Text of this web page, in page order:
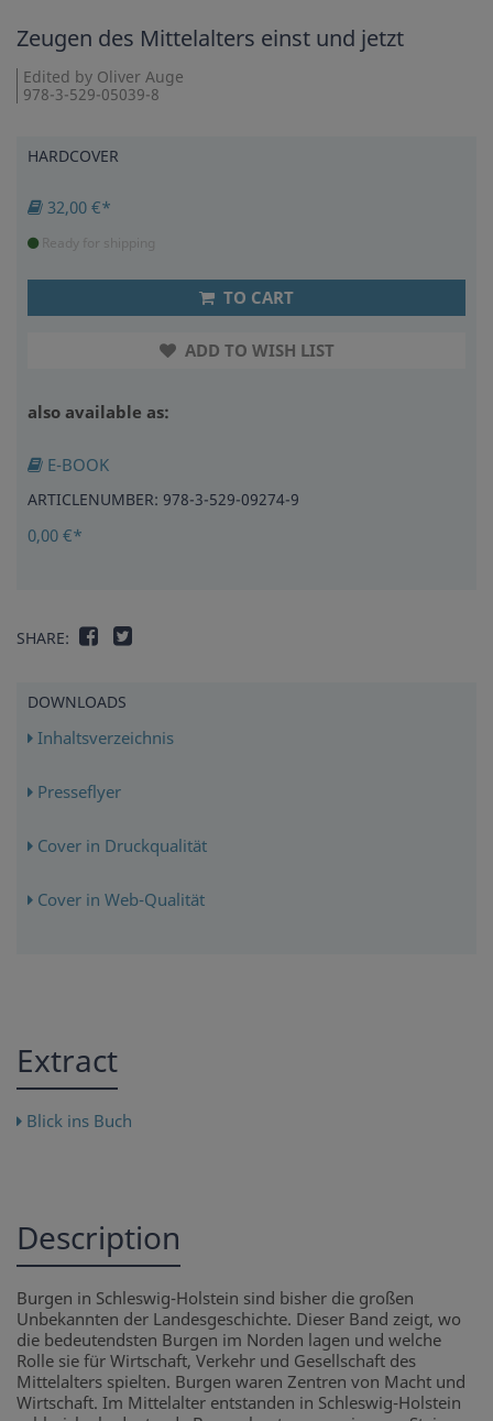
Zeugen des Mittelalters einst und jetzt
Edited by Oliver Auge
978-3-529-05039-8
HARDCOVER
32,00 €*
Ready for shipping
TO CART
ADD TO WISH LIST
also available as:
E-BOOK
ARTICLENUMBER: 978-3-529-09274-9
0,00 €*
SHARE:
DOWNLOADS
Inhaltsverzeichnis
Presseflyer
Cover in Druckqualität
Cover in Web-Qualität
Extract
Blick ins Buch
Description
Burgen in Schleswig-Holstein sind bisher die großen
Unbekannten der Landesgeschichte. Dieser Band zeigt, wo
die bedeutendsten Burgen im Norden lagen und welche
Rolle sie für Wirtschaft, Verkehr und Gesellschaft des
Mittelalters spielten. Burgen waren Zentren von Macht und
Wirtschaft. Im Mittelalter entstanden in Schleswig-Holstein